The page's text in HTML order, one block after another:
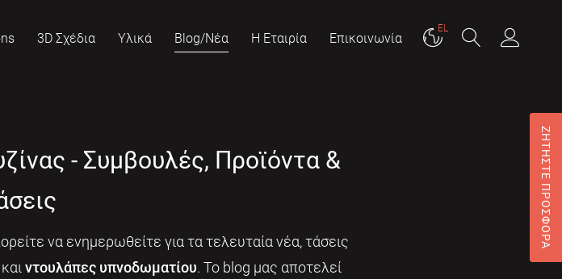
3D Σχέδια Υλικά Blog/Νέα Η Εταιρία Επικοινωνία
EL
- Συμβουλές, Προϊόντα &
να ενημερωθείτε για τα τελευταία νέα, τάσεις
ντουλάπες υπνοδωματίου. Το blog μας αποτελεί
ΖΗΤΗΣΤΕ ΠΡΟΣΦΟΡΑ